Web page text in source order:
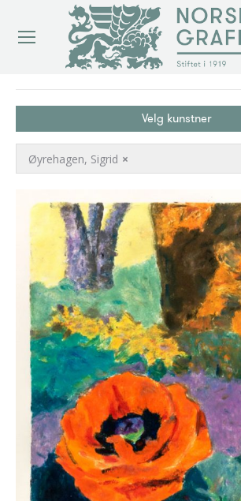
Velg kunstner
×
Øyrehagen, Sigrid